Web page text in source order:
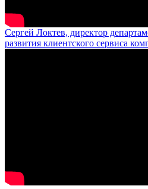
Сергей Локтев, директор
развития клиентского сервиса